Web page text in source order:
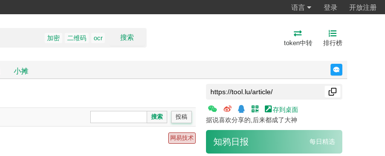
语言 登录 开放注册
搜索
加密 二维码 ocr
token中转 排行榜
小摊
搜索 投稿
网易技术
存到桌面
据说喜欢分享的,后来都成了大神
知鸦日报 每日精选